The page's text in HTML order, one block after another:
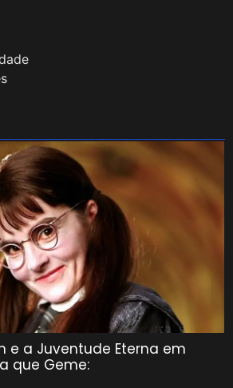
e a Juventude Eterna em
que Geme: